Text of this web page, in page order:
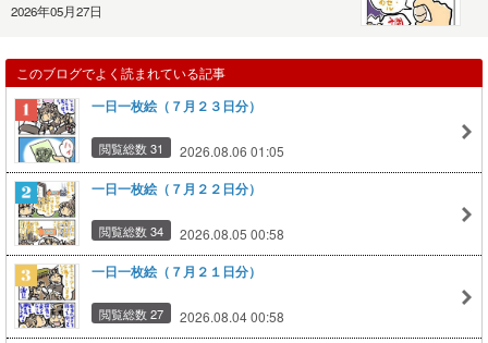
2026年05月27日
このブログでよく読まれている記事
一日一枚絵（７月２３日分）
閲覧総数 31 2026.08.06 01:05
一日一枚絵（７月２２日分）
閲覧総数 34 2026.08.05 00:58
一日一枚絵（７月２１日分）
閲覧総数 27 2026.08.04 00:58